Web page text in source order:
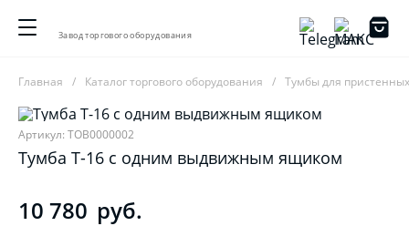
Завод торгового оборудования
Главная Каталог торгового оборудования Тумбы для
Артикул: ТОВ0000002
Тумба T-16 c одним выдвижным ящиком
10 780 руб.